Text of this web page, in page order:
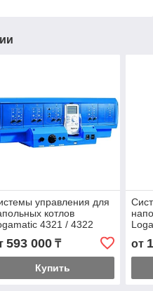
управления для
котлов
4321 / 4322
593 000₸
Купить
от